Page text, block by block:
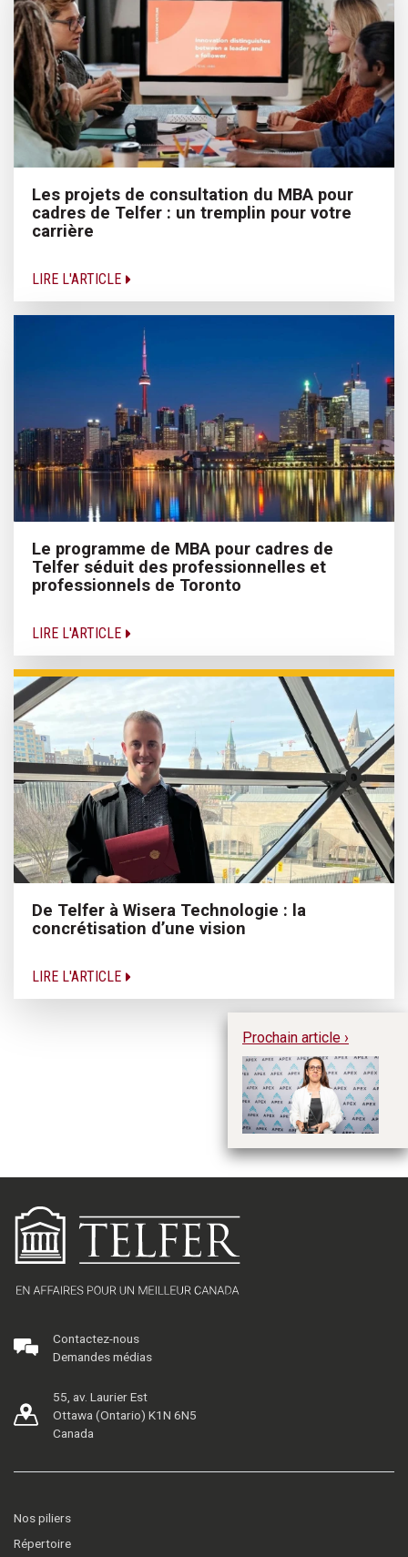
Les projets de consultation du MBA pour
cadres de Telfer : un tremplin pour votre
carrière
LIRE L'ARTICLE
Le programme de MBA pour cadres de
Telfer séduit des professionnelles et
professionnels de Toronto
LIRE L'ARTICLE
De Telfer à Wisera Technologie : la
concrétisation d’une vision
LIRE L'ARTICLE
Prochain article ›
Contactez-nous
Demandes médias
55, av. Laurier Est
Ottawa (Ontario) K1N 6N5
Canada
Nos piliers
Répertoire